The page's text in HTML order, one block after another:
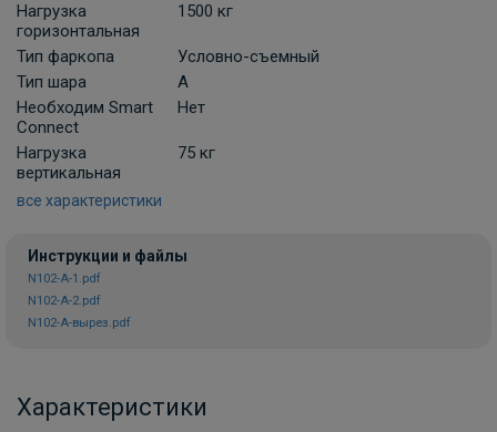
Комплект универсальной
(Россия)
В НАЛИЧИИ
Нагрузка
горизонтальная
1500 кг
Тип фаркопа
Условно-съемный
Тип шара
A
Необходим Smart
Connect
Нет
Нагрузка
вертикальная
75 кг
все характеристики
Инструкции и файлы
N102-A-1.pdf
N102-A-2.pdf
N102-A-вырез.pdf
Характеристики